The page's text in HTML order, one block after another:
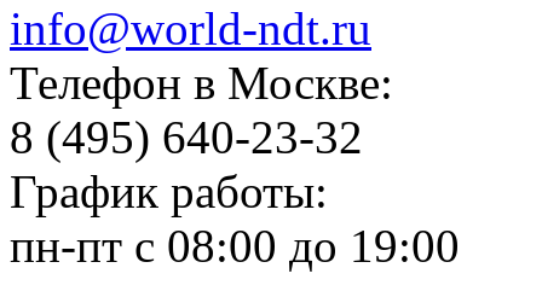
info@world-ndt.ru
Телефон в Москве:
8 (495) 640-23-32
График работы:
пн-пт с 08:00 до 19:00